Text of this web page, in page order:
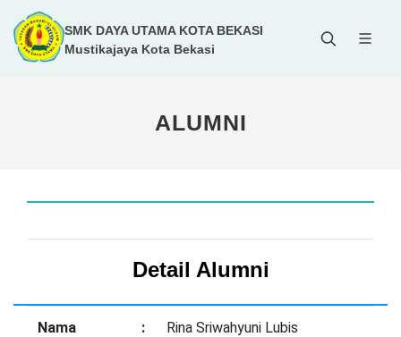
SMK DAYA UTAMA KOTA BEKASI
Mustikajaya Kota Bekasi
ALUMNI
Detail Alumni
Nama : Rina Sriwahyuni Lubis